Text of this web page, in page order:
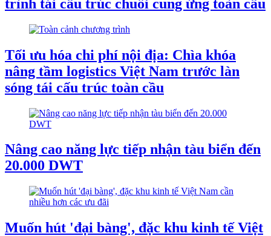
trình tái cấu trúc chuỗi cung ứng toàn cầu
Tối ưu hóa chi phí nội địa: Chìa khóa
nâng tầm logistics Việt Nam trước làn
sóng tái cấu trúc toàn cầu
Nâng cao năng lực tiếp nhận tàu biển đến
20.000 DWT
Muốn hút 'đại bàng', đặc khu kinh tế Việt